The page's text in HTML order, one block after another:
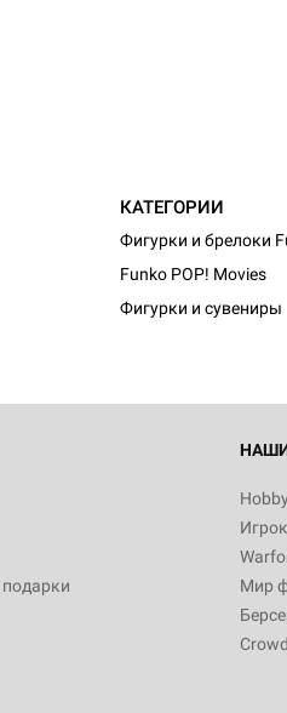
КАТЕГОРИИ
Фигурки и брелоки
Funko POP! Movies
Фигурки и сувениры
Мир